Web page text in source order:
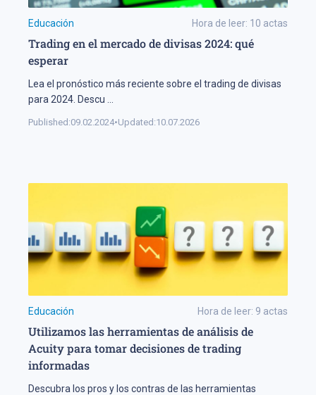
Educación Hora de leer: 10 actas
Trading en el mercado de divisas 2024: qué
esperar
Lea el pronóstico más reciente sobre el trading de divisas
para 2024. Descu
Published:09.02.2024•Updated:10.07.2026
Educación Hora de leer: 9 actas
Utilizamos las herramientas de análisis de
Acuity para tomar decisiones de trading
informadas
Descubra los pros y los contras de las herramientas